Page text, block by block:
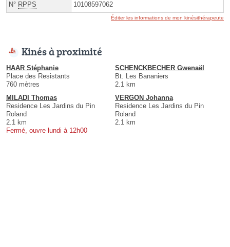
N° RPPS 10108597062
Éditer les informations de mon kinésithérapeute
Kinés à proximité
HAAR Stéphanie
Place des Resistants
760 mètres
SCHENCKBECHER Gwenaël
Bt. Les Bananiers
2.1 km
MILADI Thomas
Residence Les Jardins du Pin
Roland
2.1 km
Fermé, ouvre lundi à 12h00
VERGON Johanna
Residence Les Jardins du Pin
Roland
2.1 km